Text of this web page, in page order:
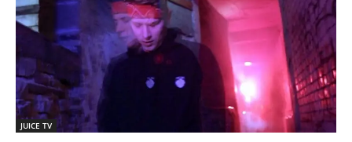
JUICE TV